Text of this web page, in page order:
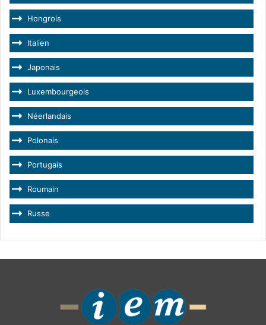
Hongrois
Italien
Japonais
Luxembourgeois
Néerlandais
Polonais
Portugais
Roumain
Russe